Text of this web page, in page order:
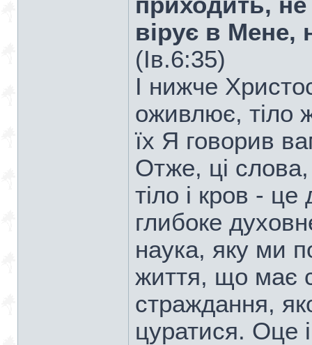
вірує в Мене,
(Ів.6:35)
І нижче
оживлює, тіло
їх Я говорив
Отже, ці
тіло і кров -
глибоке
наука, яку ми
життя, що має
страждання,
цуратися. Оце